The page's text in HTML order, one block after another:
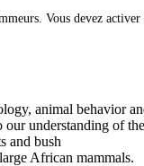
Vous devez
animal behavior
understanding of the
and bush
African mammals.